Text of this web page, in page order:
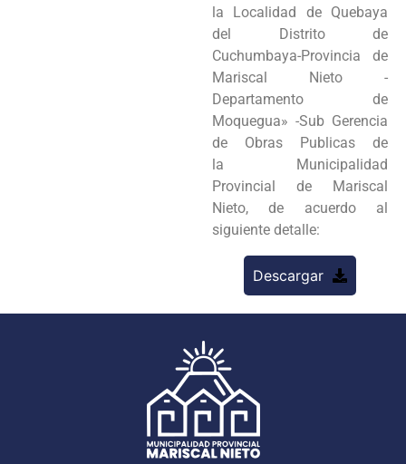
la Localidad de Quebaya
del Distrito de
Cuchumbaya-Provincia de
Mariscal Nieto -
Departamento de
Moquegua» -Sub Gerencia
de Obras Publicas de
la Municipalidad
Provincial de Mariscal
Nieto, de acuerdo al
siguiente detalle:
Descargar